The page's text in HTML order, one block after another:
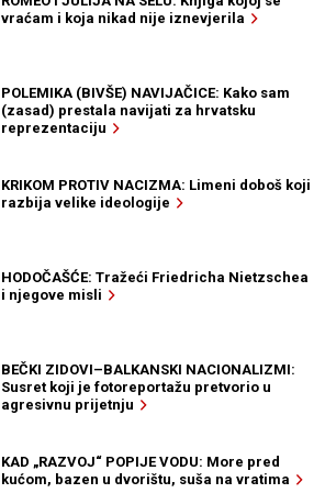
vraćam i koja nikad nije iznevjerila
POLEMIKA (BIVŠE) NAVIJAČICE: Kako sam
(zasad) prestala navijati za hrvatsku
reprezentaciju
KRIKOM PROTIV NACIZMA: Limeni doboš koji
razbija velike ideologije
HODOČAŠĆE: Tražeći Friedricha Nietzschea
i njegove misli
BEČKI ZIDOVI–BALKANSKI NACIONALIZMI:
Susret koji je fotoreportažu pretvorio u
agresivnu prijetnju
KAD „RAZVOJ“ POPIJE VODU: More pred
kućom, bazen u dvorištu, suša na vratima